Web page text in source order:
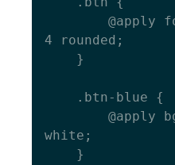
4 rounded;
white;